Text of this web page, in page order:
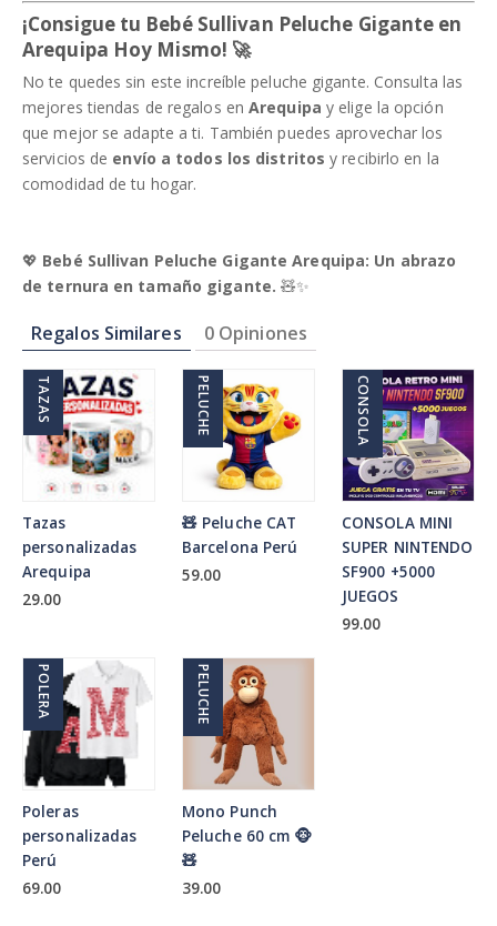
¡Consigue tu Bebé Sullivan Peluche Gigante en
Arequipa Hoy Mismo! 🚀
No te quedes sin este increíble peluche gigante. Consulta las
mejores tiendas de regalos enArequipa y elige la opción
que mejor se adapte a ti. También puedes aprovechar los
servicios de envío a todos los distritos y recibirlo en la
comodidad de tu hogar.
💖 Bebé Sullivan Peluche Gigante Arequipa: Un abrazo
de ternura en tamaño gigante. 🧸✨
Regalos Similares 0 Opiniones
TAZAS
Tazas
personalizadas
Arequipa
29.00
PELUCHE
🧸 Peluche CAT
Barcelona Perú
59.00
CONSOLA
CONSOLA MINI
SUPER NINTENDO
SF900 +5000
JUEGOS
99.00
POLERA
Poleras
personalizadas
Perú
69.00
PELUCHE
Mono Punch
Peluche 60 cm 🐵
🧸
39.00